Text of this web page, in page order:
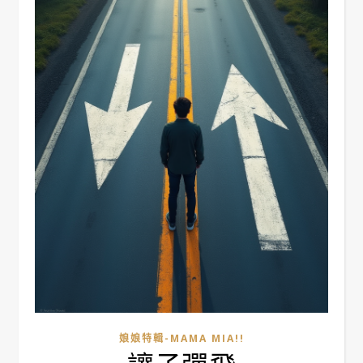
娘娘特輯-MAMA MIA!!